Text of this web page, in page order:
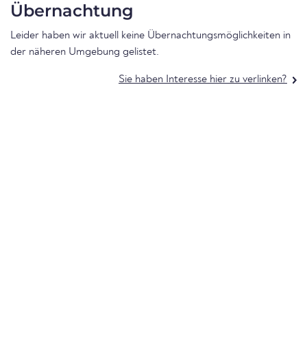
Übernachtung
Leider haben wir aktuell keine Übernachtungsmöglichkeiten in
der näheren Umgebung gelistet.
Sie haben Interesse hier zu verlinken?